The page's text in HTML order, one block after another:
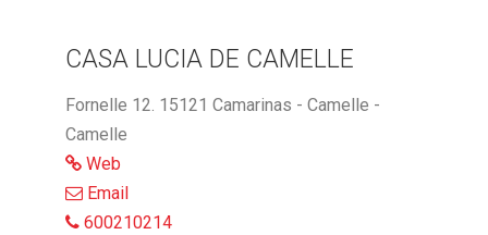
CASA LUCIA DE CAMELLE
Fornelle 12. 15121 Camarinas - Camelle -
Camelle
Web
Email
600210214